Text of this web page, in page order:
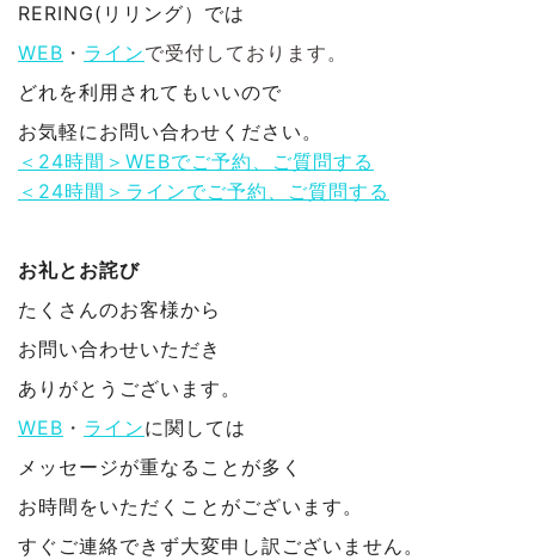
RERING(リリング）では
WEB ・ ラインで受付しております。
どれを利用されてもいいので
お気軽にお問い合わせください。
＜24時間＞WEBでご予約、ご質問する
＜24時間＞ラインでご予約、ご質問する
お礼とお詫び
たくさんのお客様から
お問い合わせいただき
ありがとうございます。
WEB ・ ラインに関しては
メッセージが重なることが多く
お時間をいただくことがございます。
すぐご連絡できず大変申し訳ございません。